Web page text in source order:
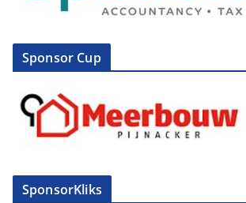
Sponsor Cup
SponsorKliks